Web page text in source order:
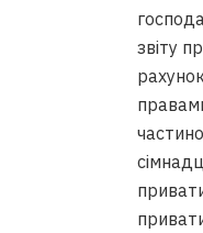
звіту